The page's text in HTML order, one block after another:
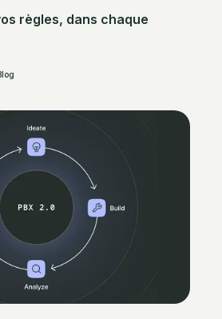
règles, dans chaque